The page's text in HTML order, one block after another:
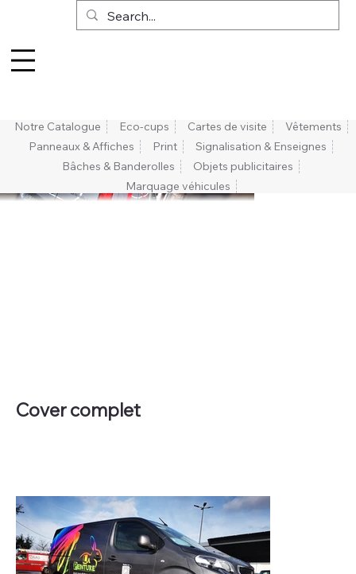
Notre Catalogue Eco-cups Cartes de visite
Vêtements
Panneaux & Affiches
Print
Signalisation & Enseignes
Bâches & Banderolles
Objets publicitaires
Marquage véhicules
Cover complet